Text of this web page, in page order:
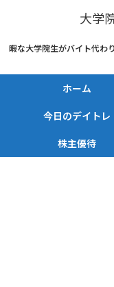
大学
暇な大学院生がバイト代わ
ホーム
今日のデイトレ
株主優待